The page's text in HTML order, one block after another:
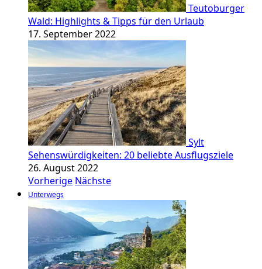
Teutoburger
Wald: Highlights & Tipps für den Urlaub
17. September 2022
Sylt
Sehenswürdigkeiten: 20 beliebte Ausflugsziele
26. August 2022
Vorherige Nächste
Unterwegs